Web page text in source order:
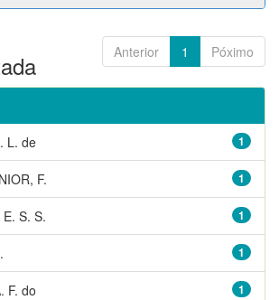
Anterior 1 Póximo
1
L. de
1
F.
1
S. S.
1
1
F. do